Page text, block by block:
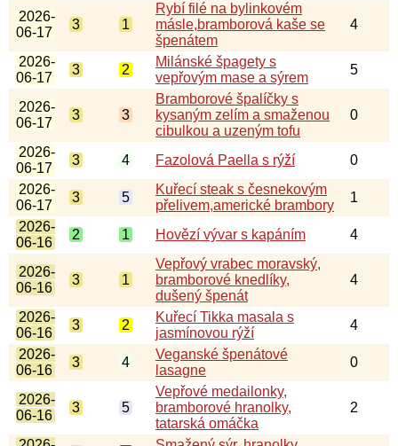
2026-
06-17
3 1
Rybí filé na bylinkovém
másle,bramborová kaše se
špenátem
4
2026-
06-17
3 2
Milánské špagety s
vepřovým mase a sýrem
5
2026-
06-17
3 3
Bramborové špalíčky s
kysaným zelím a smaženou
cibulkou a uzeným tofu
0
2026-
06-17
3 4 Fazolová Paella s rýží
0
2026-
06-17
3 5
Kuřecí steak s česnekovým
přelivem,americké brambory
1
2026-
06-16
2 1 Hovězí vývar s kapáním 4
2026-
06-16
3 1
Vepřový vrabec moravský,
bramborové knedlíky,
dušený špenát
4
2026-
06-16
3 2
Kuřecí Tikka masala s
jasmínovou rýží
4
2026-
06-16
3 4
Veganské špenátové
lasagne
0
2026-
06-16
3 5
Vepřové medailonky,
bramborové hranolky,
tatarská omáčka
2